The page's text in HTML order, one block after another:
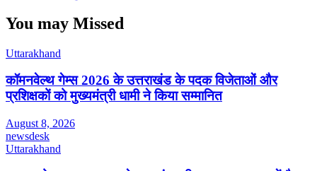
You may Missed
Uttarakhand
कॉमनवेल्थ गेम्स 2026 के उत्तराखंड के पदक विजेताओं और
प्रशिक्षकों को मुख्यमंत्री धामी ने किया सम्मानित
August 8, 2026
newsdesk
Uttarakhand